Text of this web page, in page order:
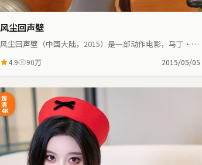
风尘回声壁
风尘回声壁（中国大陆，2015）是一部动作电影，马丁·斯
密交织，节奏紧凑。
4.9 90万 2015/05/05
超
清
4K